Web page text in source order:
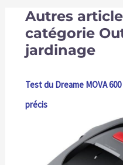
Autres
catégorie
jardinage
Test du Dreame MOVA
précis